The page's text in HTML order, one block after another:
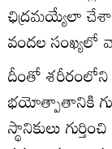
ఛిద్రమయ్యేలా
వందల సంఖ్యలో
దీంతో
భయోత్పాతానికి
స్థానికులు